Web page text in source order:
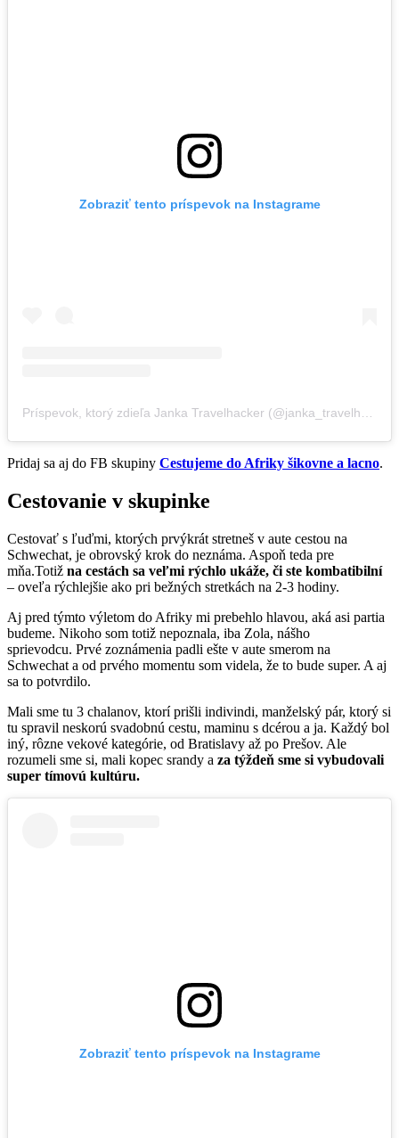
Zobraziť tento príspevok na Instagrame
Pridaj sa aj do FB skupiny Cestujeme do Afriky šikovne a lacno.
Cestovanie v skupinke
Cestovať s ľuďmi, ktorých prvýkrát stretneš v aute cestou na
Schwechat, je obrovský krok do neznáma. Aspoň teda pre
mňa.Totiž na cestách sa veľmi rýchlo ukáže, či ste kombatibilní
– oveľa rýchlejšie ako pri bežných stretkách na 2-3 hodiny.
Aj pred týmto výletom do Afriky mi prebehlo hlavou, aká asi partia
budeme. Nikoho som totiž nepoznala, iba Zola, nášho
sprievodcu. Prvé zoznámenia padli ešte v aute smerom na
Schwechat a od prvého momentu som videla, že to bude super. A aj
sa to potvrdilo.
Mali sme tu 3 chalanov, ktorí prišli indivindi, manželský pár, ktorý si
tu spravil neskorú svadobnú cestu, maminu s dcérou a ja. Každý bol
iný, rôzne vekové kategórie, od Bratislavy až po Prešov. Ale
rozumeli sme si, mali kopec srandy a za týždeň sme si vybudovali
super tímovú kultúru.
Zobraziť tento príspevok na Instagrame